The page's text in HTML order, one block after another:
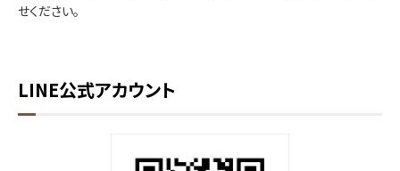
せください。
LINE公式アカウント